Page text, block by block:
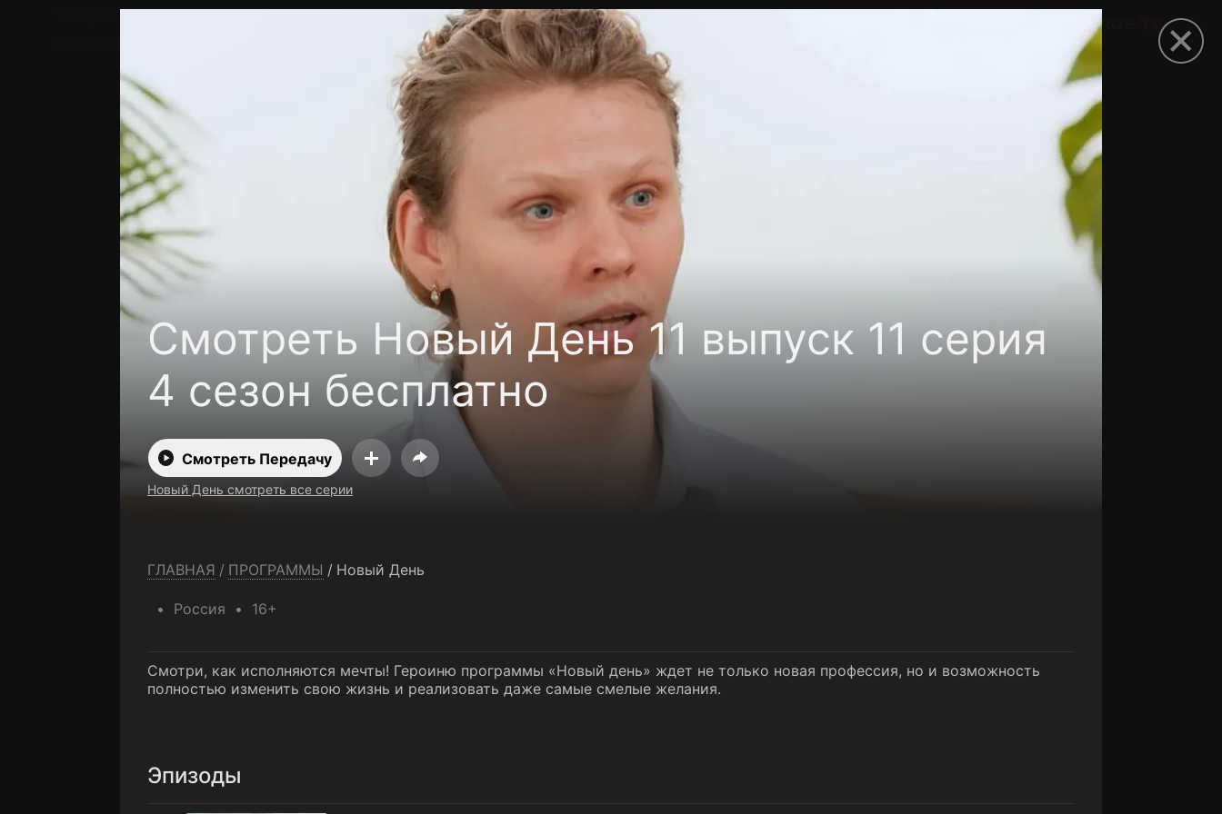
Смотреть Новый День 11 выпуск 11 серия
4 сезон бесплатно
Смотреть Передачу
Новый День смотреть все серии
ГЛАВНАЯ / ПРОГРАММЫ / Новый День
Россия 16+
Смотри, как исполняются мечты! Героиню программы «Новый день» ждет не только новая профессия, но и возможность
полностью изменить свою жизнь и реализовать даже самые смелые желания.
Эпизоды
Телефон поддержки:+7 (727) 323 10 92
Политика конфиденциальности Открыть приложение